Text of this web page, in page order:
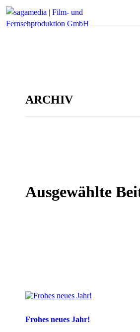
ARCHIV
Ausgewählte
Frohes neues Jahr!